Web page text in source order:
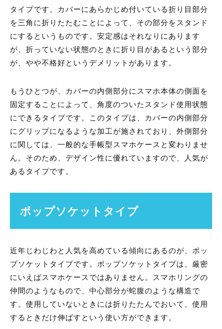
タイプです。カバーにあらかじめ付いている折り目部分
を三角に折りたたむことによって、その部分をスタンド
にするというものです。安定感はそれなりにあります
が、折っていない状態のときに折り目があるという部分
が、やや不格好というデメリットがあります。
もうひとつが、カバーの内側部分にスマホ本体の側面を
固定することによって、角度のついたスタンド使用状態
にできるタイプです。このタイプは、カバーの内側部分
にグリップになるような加工が施されており、外側部分
に関しては、一般的な手帳型スマホケースと変わりませ
ん。そのため、デザイン性に優れていますので、人気が
あるタイプです。
ポップソケットタイプ
近年じわじわと人気を高めている傾向にあるのが、ポッ
プソケットタイプです。ポップソケットタイプは、厳密
にいえばスマホケースではありません。スマホリングの
仲間のようなもので、中心部分が蛇腹のような構造で
す。使用していないときには折りたたんでおいて、使用
するときだけ伸ばすという使い方ができます。